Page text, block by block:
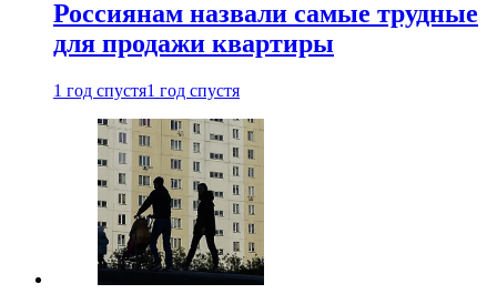
Россиянам назвали самые трудные
для продажи квартиры
1 год спустя1 год спустя